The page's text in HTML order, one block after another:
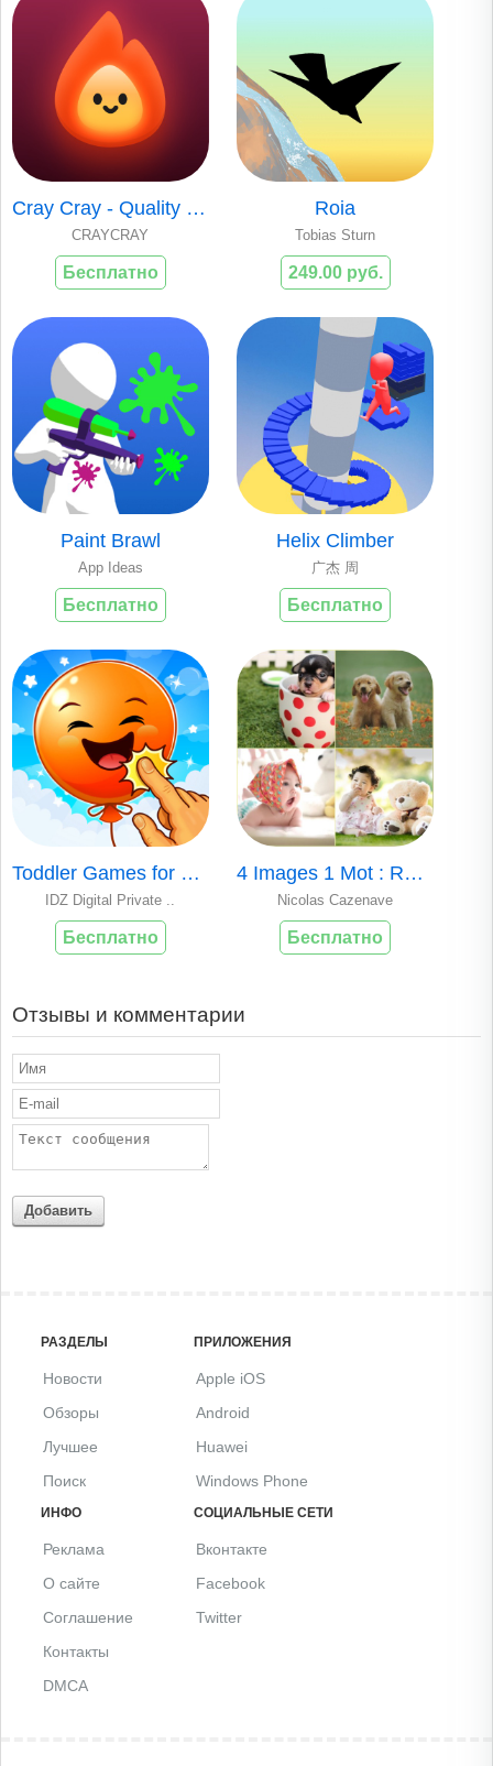
Cray Cray - Quality Time Cards
CRAYCRAY
Бесплатно
Roia
Tobias Sturn
249.00 руб.
Paint Brawl
App Ideas
Бесплатно
Helix Climber
广杰 周
Бесплатно
Toddler Games for 2 Year Olds
IDZ Digital Private ..
Бесплатно
4 Images 1 Mot : Réflexion
Nicolas Cazenave
Бесплатно
Отзывы и комментарии
Добавить
РАЗДЕЛЫ
Новости
Обзоры
Лучшее
Поиск
ПРИЛОЖЕНИЯ
Apple iOS
Android
Huawei
Windows Phone
ИНФО
Реклама
О сайте
Соглашение
Контакты
DMCA
СОЦИАЛЬНЫЕ СЕТИ
Вконтакте
Facebook
Twitter